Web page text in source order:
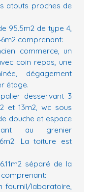
atouts proches de
95.5m2 de type 4,
comprenant:
commerce, un
coin repas, une
dégagement
étage.
desservant 3
et 13m2, wc sous
douche et espace
au grenier
La toiture est
séparé de la
fournil/laboratoire,